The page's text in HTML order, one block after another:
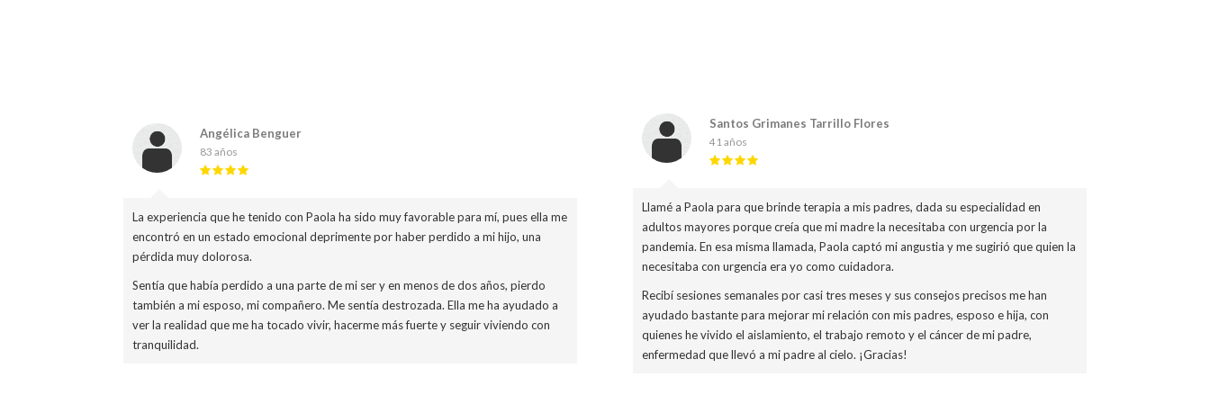
Angélica Benguer
83 años
La experiencia que he tenido con Paola ha sido muy favorable para mí, pues ella me
encontró en un estado emocional deprimente por haber perdido a mi hijo, una
pérdida muy dolorosa.
Sentía que había perdido a una parte de mi ser y en menos de dos años, pierdo
también a mi esposo, mi compañero. Me sentía destrozada. Ella me ha ayudado a
ver la realidad que me ha tocado vivir, hacerme más fuerte y seguir viviendo con
tranquilidad.
Santos Grimanes Tarrillo Flores
41 años
Llamé a Paola para que brinde terapia a mis padres, dada su especialidad en
adultos mayores porque creía que mi madre la necesitaba con urgencia por la
pandemia. En esa misma llamada, Paola captó mi angustia y me sugirió que quien la
necesitaba con urgencia era yo como cuidadora.
Recibí sesiones semanales por casi tres meses y sus consejos precisos me han
ayudado bastante para mejorar mi relación con mis padres, esposo e hija, con
quienes he vivido el aislamiento, el trabajo remoto y el cáncer de mi padre,
enfermedad que llevó a mi padre al cielo. ¡Gracias!